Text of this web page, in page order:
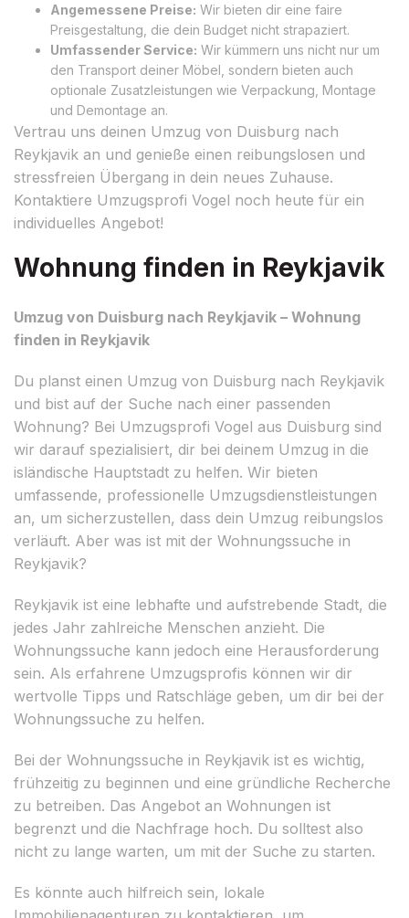
Angemessene Preise: Wir bieten dir eine faire
Preisgestaltung, die dein Budget nicht strapaziert.
Umfassender Service: Wir kümmern uns nicht nur um
den Transport deiner Möbel, sondern bieten auch
optionale Zusatzleistungen wie Verpackung, Montage
und Demontage an.
Vertrau uns deinen Umzug von Duisburg nach
Reykjavik an und genieße einen reibungslosen und
stressfreien Übergang in dein neues Zuhause.
Kontaktiere Umzugsprofi Vogel noch heute für ein
individuelles Angebot!
Wohnung finden in Reykjavik
Umzug von Duisburg nach Reykjavik – Wohnung
finden in Reykjavik
Du planst einen Umzug von Duisburg nach Reykjavik
und bist auf der Suche nach einer passenden
Wohnung? Bei Umzugsprofi Vogel aus Duisburg sind
wir darauf spezialisiert, dir bei deinem Umzug in die
isländische Hauptstadt zu helfen. Wir bieten
umfassende, professionelle Umzugsdienstleistungen
an, um sicherzustellen, dass dein Umzug reibungslos
verläuft. Aber was ist mit der Wohnungssuche in
Reykjavik?
Reykjavik ist eine lebhafte und aufstrebende Stadt, die
jedes Jahr zahlreiche Menschen anzieht. Die
Wohnungssuche kann jedoch eine Herausforderung
sein. Als erfahrene Umzugsprofis können wir dir
wertvolle Tipps und Ratschläge geben, um dir bei der
Wohnungssuche zu helfen.
Bei der Wohnungssuche in Reykjavik ist es wichtig,
frühzeitig zu beginnen und eine gründliche Recherche
zu betreiben. Das Angebot an Wohnungen ist
begrenzt und die Nachfrage hoch. Du solltest also
nicht zu lange warten, um mit der Suche zu starten.
Es könnte auch hilfreich sein, lokale